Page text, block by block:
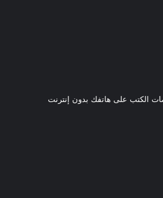
الكتب على هاتفك بدون إنترنت